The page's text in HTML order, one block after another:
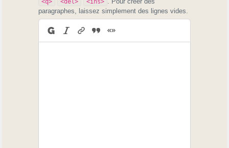
paragraphes, laissez simplement des lignes vides.